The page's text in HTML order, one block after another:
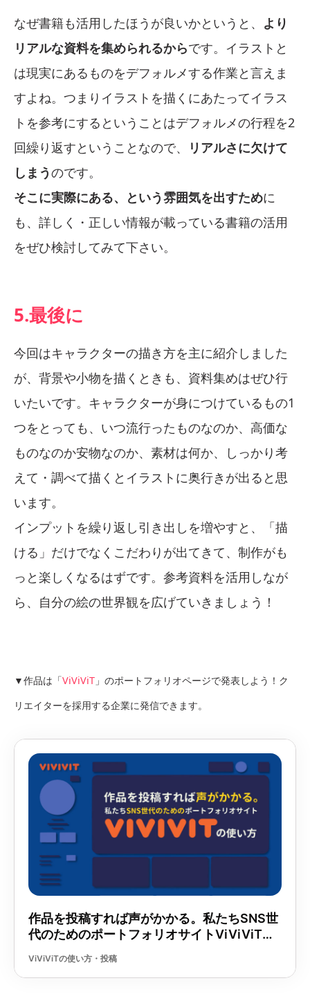
なぜ書籍も活用したほうが良いかというと、 より
リアルな資料を集められるからです。イラストと
は現実にあるものをデフォルメする作業と言えま
すよね。つまりイラストを描くにあたってイラス
トを参考にするということはデフォルメの行程を2
回繰り返すということなので、
リアルさに欠けて
しまうのです。
そこに実際にある、という雰囲気を出すために
も、詳しく・正しい情報が載っている書籍の活用
をぜひ検討してみて下さい。
5.最後に
今回はキャラクターの描き方を主に紹介しました
が、背景や小物を描くときも、資料集めはぜひ行
いたいです。キャラクターが身につけているもの1
つをとっても、いつ流行ったものなのか、高価な
ものなのか安物なのか、素材は何か、しっかり考
えて・調べて描くとイラストに奥行きが出ると思
います。
インプットを繰り返し引き出しを増やすと、「描
ける」だけでなくこだわりが出てきて、制作がも
っと楽しくなるはずです。参考資料を活用しなが
ら、自分の絵の世界観を広げていきましょう！
▼作品は「ViViViT 」のポートフォリオページで発表しよう！ク
リエイターを採用する企業に発信できます。